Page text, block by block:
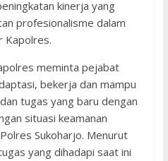
kinerja yang
profesionalisme dalam
Kapolres.
meminta pejabat
bekerja dan mampu
tugas yang baru dengan
situasi keamanan
Sukoharjo. Menurut
yang dihadapi saat ini